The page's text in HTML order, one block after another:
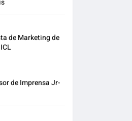
de Marketing de
de Imprensa Jr-